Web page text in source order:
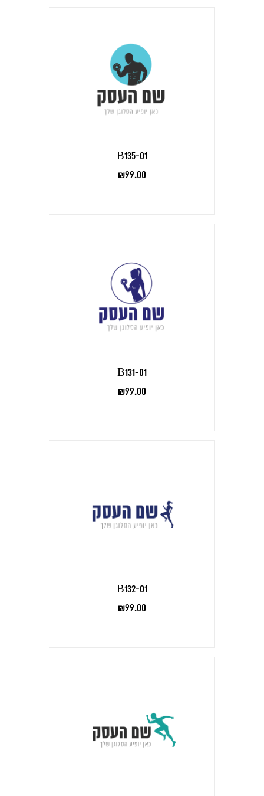
B135-01
₪99.00
B131-01
₪99.00
B132-01
₪99.00